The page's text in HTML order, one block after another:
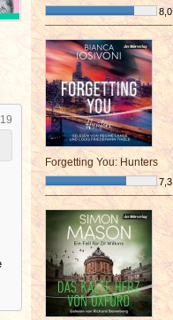
8,0
¯¯¯¯¯¯¯¯¯¯¯¯¯¯¯¯¯¯¯¯¯¯¯¯
Forgetting You: Hunters
7,3
¯¯¯¯¯¯¯¯¯¯¯¯¯¯¯¯¯¯¯¯¯¯¯¯